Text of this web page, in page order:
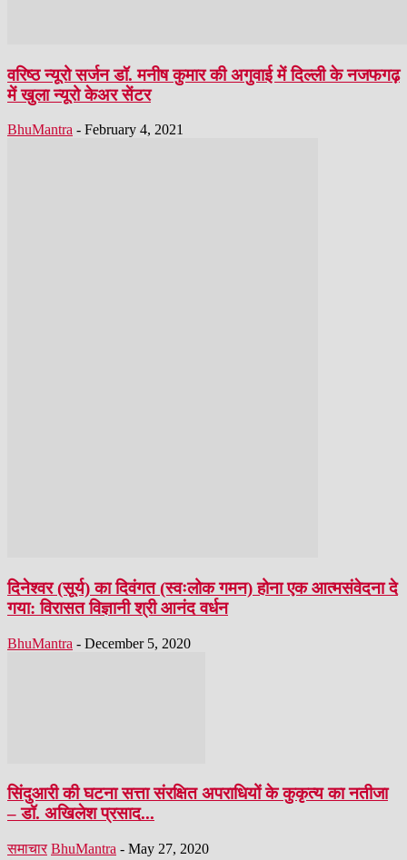
वरिष्ठ न्यूरो सर्जन डॉ. मनीष कुमार की अगुवाई में दिल्ली के नजफगढ़
में खुला न्यूरो केअर सेंटर
BhuMantra - February 4, 2021
दिनेश्वर (सूर्य) का दिवंगत (स्वःलोक गमन) होना एक आत्मसंवेदना दे
गया: विरासत विज्ञानी श्री आनंद वर्धन
BhuMantra - December 5, 2020
सिंदुआरी की घटना सत्ता संरक्षित अपराधियों के कुकृत्य का नतीजा
– डॉ. अखिलेश प्रसाद...
समाचार BhuMantra - May 27, 2020